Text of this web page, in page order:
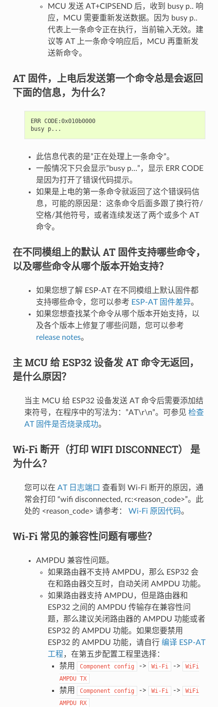
MCU 发送 AT+CIPSEND 后，收到 busy p.. 响
应，MCU 需要重新发送数据。因为 busy p..
代表上一条命令正在执行，当前输入无效。建
议等 AT 上一条命令响应后，MCU 再重新发
送新命令。
AT 固件，上电后发送第一个命令总是会返回
下面的信息，为什么？
ERR CODE:0x010b0000
此信息代表的是”正在处理上一条命令”。
一般情况下只会显示”busy p…”，显示 ERR CODE
是因为打开了错误代码提示。
如果是上电的第一条命令就返回了这个错误码信
息，可能的原因是：这条命令后面多跟了换行符/
空格/其他符号，或者连续发送了两个或多个 AT
命令。
在不同模组上的默认 AT 固件支持哪些命令，
以及哪些命令从哪个版本开始支持？
如果您想了解 ESP-AT 在不同模组上默认固件都
支持哪些命令，您可以参考 ESP-AT 固件差异。
如果您想查找某个命令从哪个版本开始支持，以
及各个版本上修复了哪些问题，您可以参考
release notes。
主 MCU 给 ESP32 设备发 AT 命令无返回，
是什么原因？
当主 MCU 给 ESP32 设备发送 AT 命令后需要添加结
束符号，在程序中的写法为：”AT\r\n”。可参见 检查
AT 固件是否烧录成功。
Wi-Fi 断开（打印 WIFI DISCONNECT） 是
为什么？
您可以在 AT 日志端口 查看到 Wi-Fi 断开的原因，通
常会打印 “wifi disconnected, rc:<reason_code>”。此
处的 <reason_code> 请参考： Wi-Fi 原因代码。
Wi-Fi 常见的兼容性问题有哪些？
AMPDU 兼容性问题。
如果路由器不支持 AMPDU，那么 ESP32 会
在和路由器交互时，自动关闭 AMPDU 功能。
如果路由器支持 AMPDU，但是路由器和
ESP32 之间的 AMPDU 传输存在兼容性问
题，那么建议关闭路由器的 AMPDU 功能或者
ESP32 的 AMPDU 功能。如果您要禁用
ESP32 的 AMPDU 功能，请自行 编译 ESP-AT
工程，在第五步配置工程里选择：
禁用
Component config -> Wi-Fi ->
WiFi
AMPDU TX
禁用 Component config -> Wi-Fi ->
WiFi
AMPDU RX